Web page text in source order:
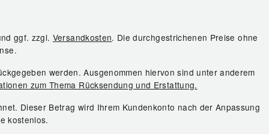
ggf. zzgl. Versandkosten. Die durchgestrichenen Preise ohne
werden. Ausgenommen hiervon sind unter anderem
zum Thema Rücksendung und Erstattung.
Dieser Betrag wird Ihrem Kundenkonto nach der Anpassung
kostenlos.